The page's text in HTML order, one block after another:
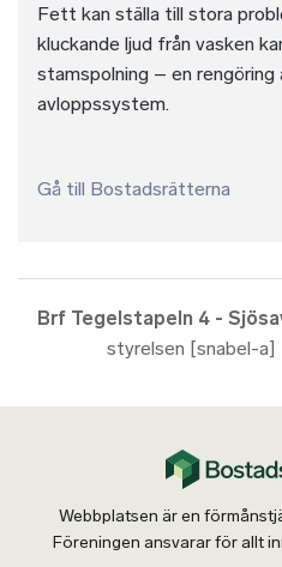
Fett kan ställa till stora
kluckande ljud från vasken
stamspolning – en rengöring
avloppssystem.
Gå till Bostadsrätterna
Brf Tegelstapeln 4 -
styrelsen [snabel-a]
Webbplatsen är en
Föreningen ansvarar för allt